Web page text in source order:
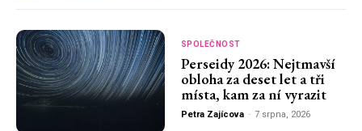
SPOLEČNOST
Perseidy 2026: Nejtmavší
obloha za deset let a tři
místa, kam za ní vyrazit
Petra Zajícova - 7 srpna, 2026